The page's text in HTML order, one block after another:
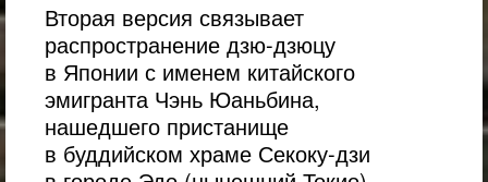
Вторая версия связывает
распространение дзю-дзюцу
в Японии с именем китайского
эмигранта Чэнь Юаньбина,
нашедшего пристанище
в буддийском храме Секоку-дзи